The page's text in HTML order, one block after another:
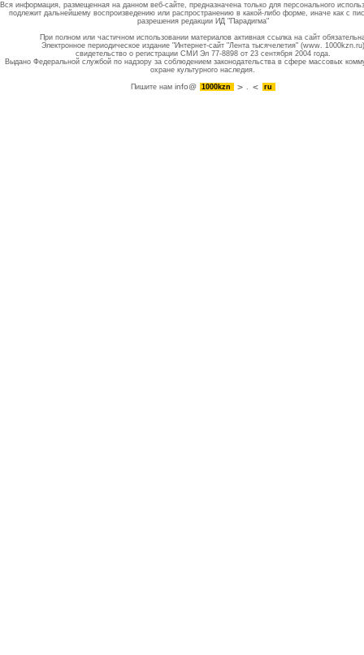
Вся информация, размещенная на данном веб-сайте, предназначена только для персонального
подлежит дальнейшему воспроизведению или распространению в какой-либо форме, иначе как с
разрешения редакции ИД "Парадигма"
При полном или частичном использовании материалов активная ссылка на сайт
Электронное периодическое издание "Интернет-сайт "Лента тысячелетия" (www. 1000kzn.ru)
свидетельство о регистрации СМИ Эл 77-8898 от 23 сентября 2004 года.
Выдано Федеральной службой по надзору за соблюдением законодательства в сфере массовых
охране культурного наследия.
Пишите намinfo@ 1000kzn . ru